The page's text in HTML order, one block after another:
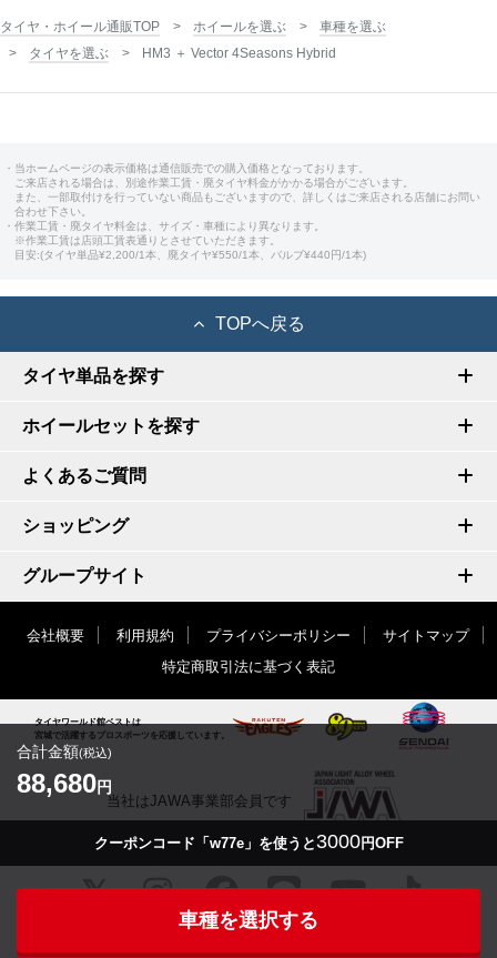
合計金額(税込)
88,680円
クーポンコード「w77e」を使うと 3000円OFF
車種を選択する
タイヤ・ホイール通販TOP ホイールを選ぶ
車種を選ぶ
タイヤを選ぶ
HM3 ＋ Vector 4Seasons Hybrid
・当ホームページの表示価格は通信販売での購入価格となっております。
ご来店される場合は、別途作業工賃・廃タイヤ料金がかかる場合がございます。
また、一部取付けを行っていない商品もございますので、詳しくはご来店される店舗にお問い
合わせ下さい。
・作業工賃・廃タイヤ料金は、サイズ・車種により異なります。
※作業工賃は店頭工賃表通りとさせていただきます。
目安:(タイヤ単品¥2,200/1本、廃タイヤ¥550/1本、バルブ¥440円/1本)
TOPへ戻る
タイヤ単品を探す
ホイールセットを探す
よくあるご質問
ショッピング
グループサイト
会社概要 利用規約 プライバシーポリシー
サイトマップ
特定商取引法に基づく表記
タイヤワールド館ベストは
宮城で活躍するプロスポーツを応援しています。
当社はJAWA事業部会員です